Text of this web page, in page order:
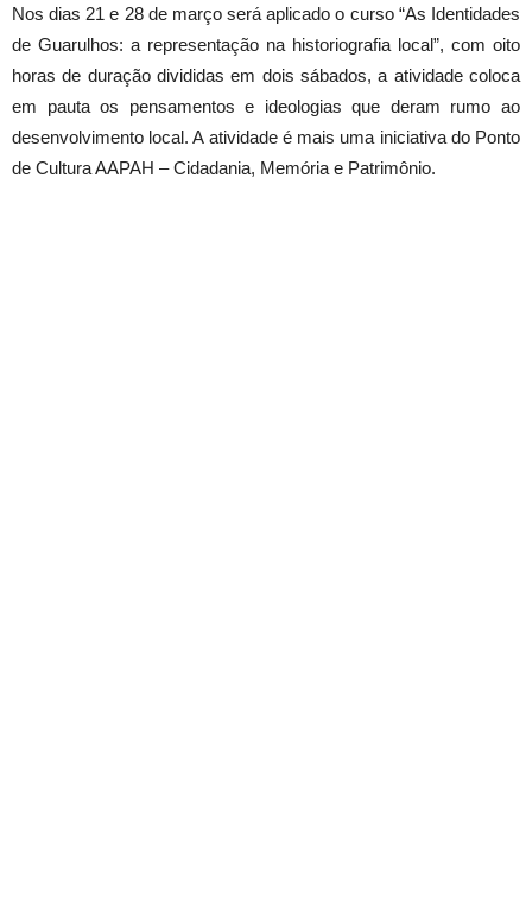
Nos dias 21 e 28 de março será aplicado o curso “As Identidades
de Guarulhos: a representação na historiografia local”, com oito
horas de duração divididas em dois sábados, a atividade coloca
em pauta os pensamentos e ideologias que deram rumo ao
desenvolvimento local. A atividade é mais uma iniciativa do Ponto
de Cultura AAPAH – Cidadania, Memória e Patrimônio.